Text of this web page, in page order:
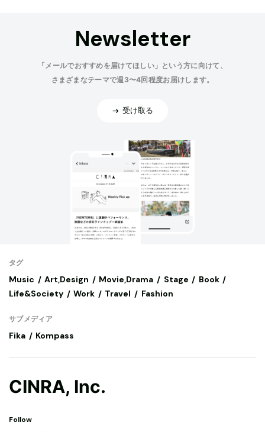
Newsletter
「メールでおすすめを届けてほしい」という方に向けて、
さまざまなテーマで週3〜4回程度お届けします。
受け取る
タグ
Music Art,Design Movie,Drama Stage
Book
Life&Society
Work Travel Fashion
サブメディア
Fika Kompass
CINRA, Inc.
Follow